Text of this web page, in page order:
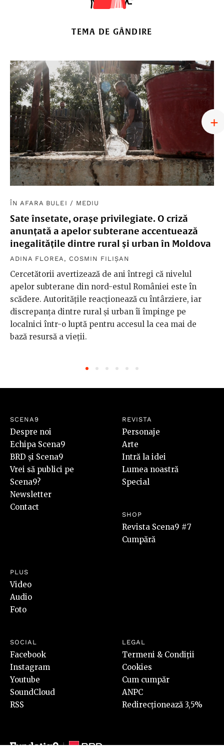
TEMA DE GÂNDIRE
ÎN AFARA BULEI / MEDIU
Sate însetate, orașe privilegiate. O criză
anunțată a apelor subterane accentuează
inegalitățile dintre rural și urban în Moldova
ADINA FLOREA , COSMIN FILIȘAN
Cercetătorii avertizează de ani întregi că nivelul
apelor subterane din nord-estul României este în
scădere. Autoritățile reacționează cu întârziere, iar
discrepanța dintre rural și urban îi împinge pe
localnici într-o luptă pentru accesul la cea mai de
bază resursă a vieții.
SCENA9
Despre noi
Echipa Scena9
BRD și Scena9
Vrei să publici pe
Scena9?
Newsletter
Contact
REVISTA
Personaje
Arte
Intră la idei
Lumea noastră
Special
SHOP
Revista Scena9 #7
Cumpără
PLUS
Video
Audio
Foto
SOCIAL
Facebook
Instagram
Youtube
SoundCloud
RSS
LEGAL
Termeni & Condiții
Cookies
Cum cumpăr
ANPC
Redirecționează 3,5%